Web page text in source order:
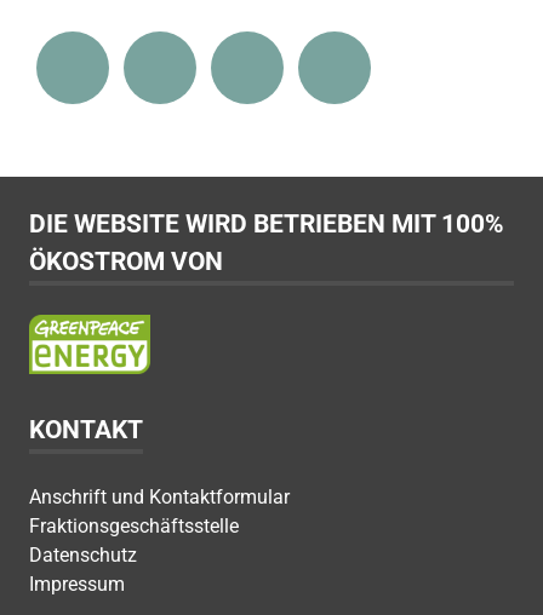
DIE WEBSITE WIRD BETRIEBEN MIT 100%
ÖKOSTROM VON
KONTAKT
Anschrift und Kontaktformular
Fraktionsgeschäftsstelle
Datenschutz
Impressum